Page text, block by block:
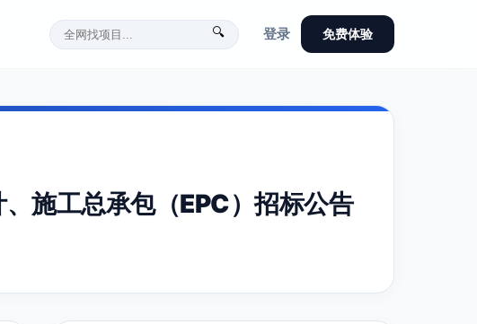
🔍 登录 免费体验
施工总承包（EPC）招标公告